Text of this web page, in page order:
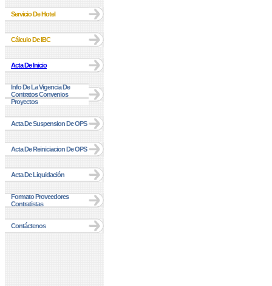
Servicio De Hotel
Cálculo De IBC
Acta De Inicio
Info De La Vigencia De
Contratos Convenios
Proyectos
Acta De Suspension De OPS
Acta De Reiniciacion De OPS
Acta De Liquidación
Formato Proveedores
Contratistas
Contáctenos